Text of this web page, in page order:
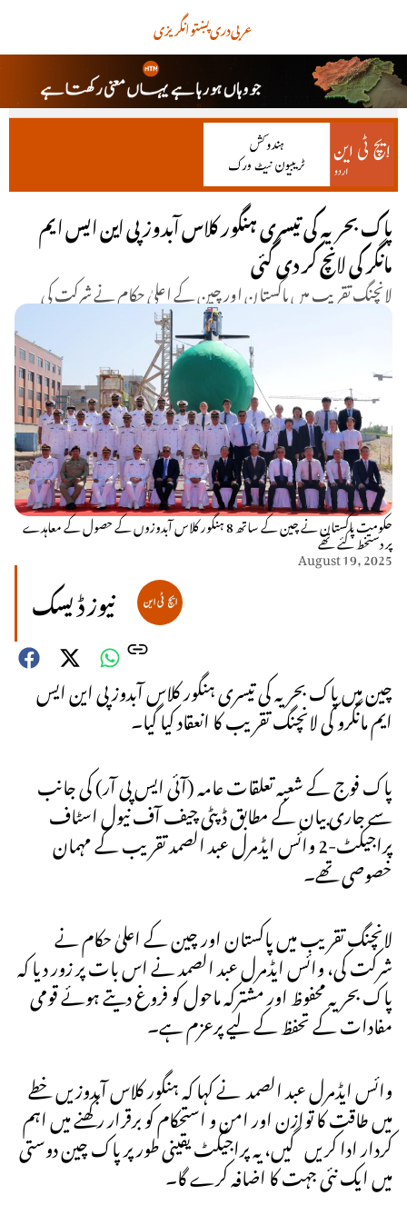
انگریزیپښتودریعربی
پاک بحریہ کی تیسری ہنگور کلاس آبدوز پی این ایس ایم
مانگر کی لانچ کر دی گئی
لانچنگ تقریب میں پاکستان اور چین کے اعلیٰ حکام نے شرکت کی
حکومت پاکستان نے چین کے ساتھ 8 ہنگور کلاس آبدوزوں کے حصول کے معاہدے
پر دستخط کئے تھے
August 19, 2025
نیوز ڈیسک
چین میں پاک بحریہ کی تیسری ہنگور کلاس آبدوز پی این ایس
ایم مانگرو کی لانچنگ تقریب کا انعقاد کیا گیا۔
پاک فوج کے شعبہ تعلقات عامہ (آئی ایس پی آر) کی جانب
سے جاری بیان کے مطابق ڈپٹی چیف آف نیول اسٹاف
پراجیکٹ-2 وائس ایڈمرل عبد الصمد تقریب کے مہمان
خصوصی تھے۔
لانچنگ تقریب میں پاکستان اور چین کے اعلیٰ حکام نے
شرکت کی، وائس ایڈمرل عبد الصمد نے اس بات پر زور دیا کہ
پاک بحریہ محفوظ اور مشترکہ ماحول کو فروغ دیتے ہوئے قومی
مفادات کے تحفظ کے لیے پرعزم ہے۔
وائس ایڈمرل عبد الصمد نے کہا کہ ہنگور کلاس آبدوزیں خطے
میں طاقت کا توازن اور امن و استحکام کو برقرار رکھنے میں اہم
کردار ادا کریں گیں، یہ پراجیکٹ یقینی طور پر پاک چین دوستی
میں ایک نئی جہت کا اضافہ کرے گا۔